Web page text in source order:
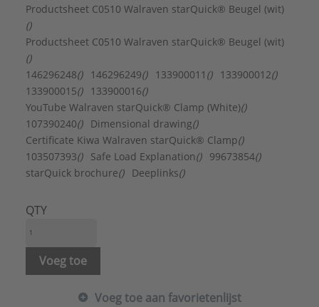
Max. aantal buizen: 1
Merk:
Met inlage: Nee
Met muurpakking:
Oppervlaktebescherming:
Overig
Rijgbaar: Ja
UV-bestendig: Ja
Type: Beugel (wit)
Serie:
starQuick®
Productsheet C0510 Walraven starQuick® Beugel (wit)
()
Productsheet C0510 Walraven starQuick® Beugel (wit)
()
146296248() 146296249() 133900011 () 133900012()
133900015() 133900016()
YouTube Walraven starQuick® Clamp (White)()
107390240() Dimensional drawing()
Certificate Kiwa Walraven starQuick® Clamp()
103507393() Safe Load Explanation() 99673854()
starQuick brochure() Deeplinks()
QTY
Voeg toe
Voeg toe aan favorietenlijst